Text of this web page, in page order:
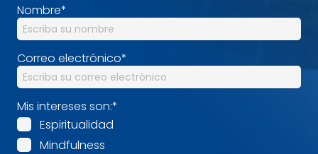
Nombre*
Correo electrónico*
Mis intereses son:*
Espiritualidad
Mindfulness